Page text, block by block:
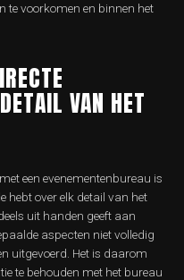
te voorkomen en binnen het
VAN HET
een evenementenbureau is
hebt over elk detail van het
uit handen geeft aan
aspecten niet volledig
uitgevoerd. Het is daarom
te behouden met het bureau